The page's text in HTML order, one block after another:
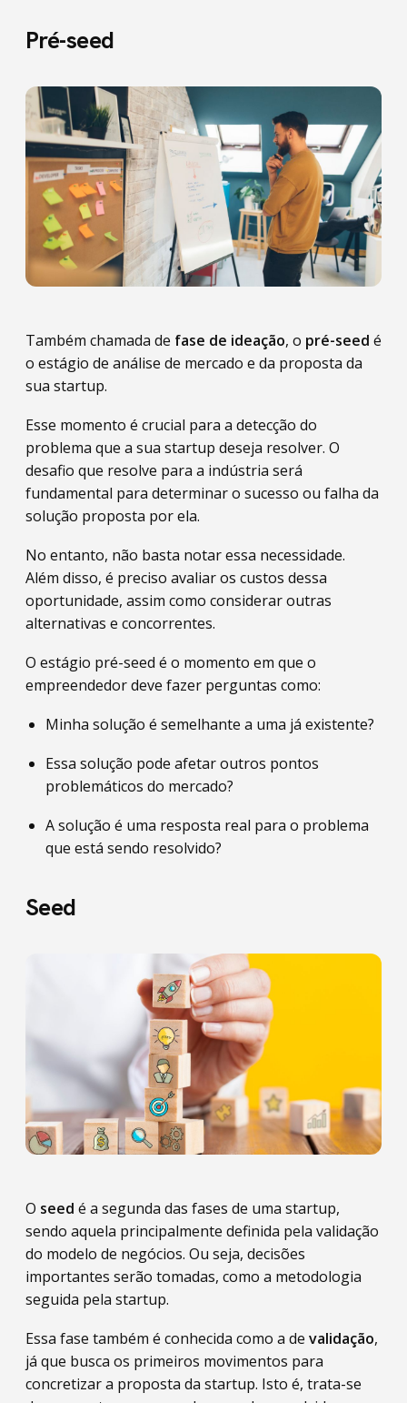
Pré-seed
Também chamada de fase de ideação, o pré-seed é
o estágio de análise de mercado e da proposta da
sua startup.
Esse momento é crucial para a detecção do
problema que a sua startup deseja resolver. O
desafio que resolve para a indústria será
fundamental para determinar o sucesso ou falha da
solução proposta por ela.
No entanto, não basta notar essa necessidade.
Além disso, é preciso avaliar os custos dessa
oportunidade, assim como considerar outras
alternativas e concorrentes.
O estágio pré-seed é o momento em que o
empreendedor deve fazer perguntas como:
Minha solução é semelhante a uma já existente?
Essa solução pode afetar outros pontos
problemáticos do mercado?
A solução é uma resposta real para o problema
que está sendo resolvido?
Seed
O seed é a segunda das fases de uma startup,
sendo aquela principalmente definida pela validação
do modelo de negócios. Ou seja, decisões
importantes serão tomadas, como a metodologia
seguida pela startup.
Essa fase também é conhecida como a de validação,
já que busca os primeiros movimentos para
concretizar a proposta da startup. Isto é, trata-se